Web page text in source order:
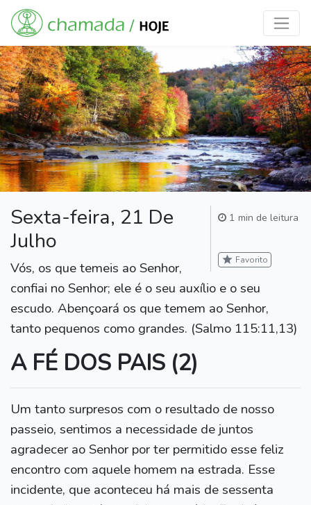
1 min de leitura
star Favorito
Sexta-feira, 21 De
Julho
Vós, os que temeis ao Senhor,
confiai no Senhor; ele é o seu auxílio e o seu
escudo. Abençoará os que temem ao Senhor,
tanto pequenos como grandes. (Salmo 115:11,13)
A FÉ DOS PAIS (2)
Um tanto surpresos com o resultado de nosso
passeio, sentimos a necessidade de juntos
agradecer ao Senhor por ter permitido esse feliz
encontro com aquele homem na estrada. Esse
incidente, que aconteceu há mais de sessenta